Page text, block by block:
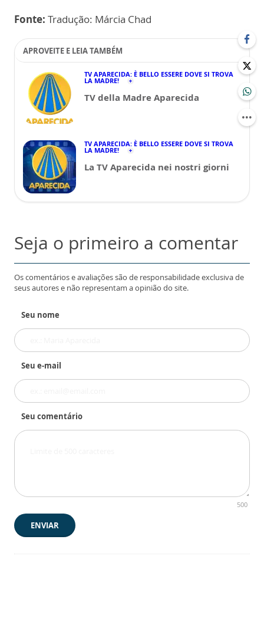
Fonte: Tradução: Márcia Chad
APROVEITE E LEIA TAMBÉM
TV APARECIDA: È BELLO ESSERE DOVE SI TROVA
LA MADRE!
TV della Madre Aparecida
TV APARECIDA: È BELLO ESSERE DOVE SI TROVA
LA MADRE!
La TV Aparecida nei nostri giorni
Seja o primeiro a comentar
Os comentários e avaliações são de responsabilidade exclusiva de
seus autores e não representam a opinião do site.
Seu nome
Seu e-mail
Seu comentário
500
ENVIAR